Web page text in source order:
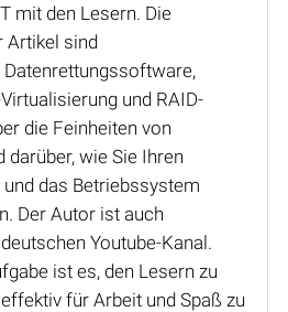
mit den Lesern. Die
Artikel sind
und RAID-
die Feinheiten von
darüber, wie Sie Ihren
das Betriebssystem
Der Autor ist auch
Youtube-Kanal.
ist es, den Lesern zu
für Arbeit und Spaß zu